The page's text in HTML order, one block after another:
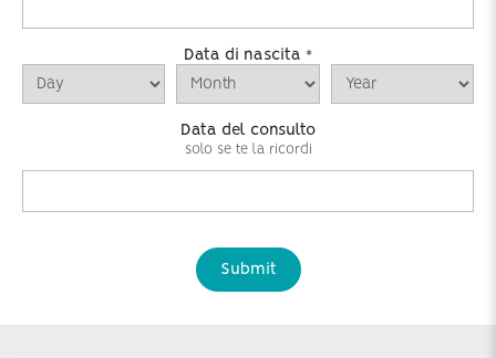
Data di nascita *
Data del consulto
solo se te la ricordi